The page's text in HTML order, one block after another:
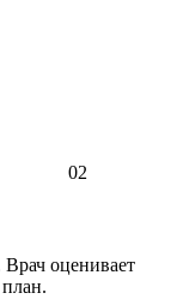
02
оценивает